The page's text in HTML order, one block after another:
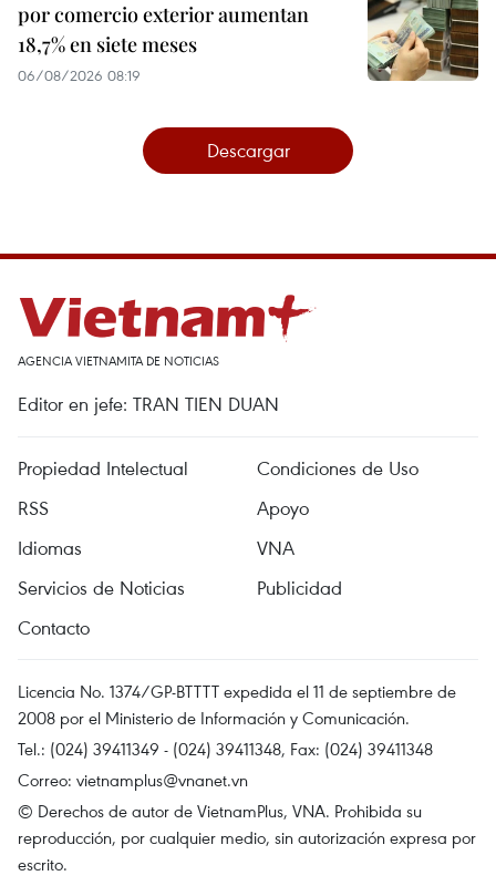
por comercio exterior aumentan
18,7% en siete meses
06/08/2026 08:19
Descargar
AGENCIA VIETNAMITA DE NOTICIAS
Editor en jefe: TRAN TIEN DUAN
Propiedad Intelectual
Condiciones de Uso
RSS
Apoyo
Idiomas
VNA
Servicios de Noticias
Publicidad
Contacto
Licencia No. 1374/GP-BTTTT expedida el 11 de septiembre de
2008 por el Ministerio de Información y Comunicación.
Tel.: (024) 39411349 - (024) 39411348, Fax: (024) 39411348
Correo: vietnamplus@vnanet.vn
© Derechos de autor de VietnamPlus, VNA. Prohibida su
reproducción, por cualquier medio, sin autorización expresa por
escrito.